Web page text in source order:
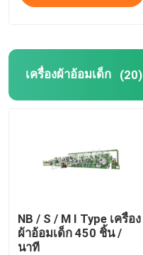
เครื่องแผ่นอาหาร
เครื่องเคลือบวัสดุ
เครื่องผ้าอ้อมเด็ก (20)
NB / S / M I Type เครื่อง
ผ้าอ้อมเด็ก 450 ชิ้น /
นาที